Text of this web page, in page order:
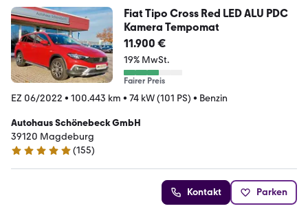
Fiat Tipo Cross Red LED ALU PDC
Kamera Tempomat
11.900 €
19% MwSt.
Fairer Preis
EZ 06/2022 • 100.443 km • 74 kW (101 PS) • Benzin
Autohaus Schönebeck GmbH
39120 Magdeburg
4.9 Sterne
(155)
Kontakt Parken